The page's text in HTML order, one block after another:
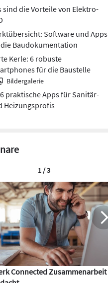
sind die Vorteile von Elektro-
Software und Apps
Baudokumentation
Kerle: 6 robuste
für die Baustelle
Bildergalerie
6 praktische Apps für Sanitär-
Heizungsprofis
Connected Zusammenarbeit
1 / 3